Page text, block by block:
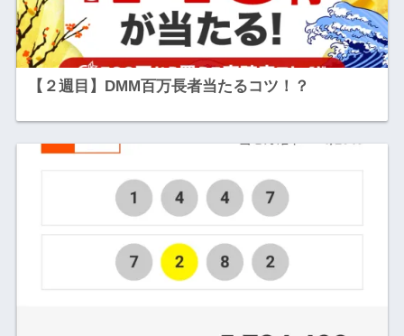
【２週目】DMM百万長者当たるコツ！？